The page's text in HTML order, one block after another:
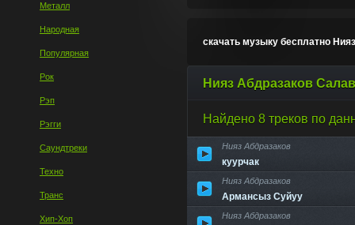
Металл
Народная
Популярная
Рок
Рэп
Рэгги
Саундтреки
Техно
Транс
Хип-Хоп
скачать музыку бесплатно
Нияз Абдразаков
Найдено 8 треков по
Нияз Абдразаков
куурчак
Нияз Абдразаков
Армансыз Суйуу
Нияз Абдразаков